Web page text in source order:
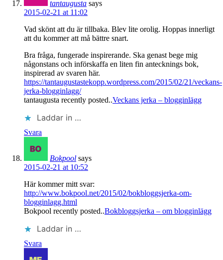
tantaugusta says
2015-02-21 at 11:02
Vad skönt att du är tillbaka. Blev lite orolig. Hoppas innerligt
att du kommer att må bättre snart.
Bra fråga, fungerade inspirerande. Ska genast bege mig
någonstans och införskaffa en liten fin antecknings bok,
inspirerad av svaren här.
https://tantaugustastekopp.wordpress.com/2015/02/21/veckans-
jerka-blogginlagg/
tantaugusta recently posted..Veckans jerka – blogginlägg
Laddar in …
Svara
Bokpool says
2015-02-21 at 10:52
Här kommer mitt svar:
http://www.bokpool.net/2015/02/bokbloggsjerka-om-
blogginlagg.html
Bokpool recently posted..Bokbloggsjerka – om blogginlägg
Laddar in …
Svara